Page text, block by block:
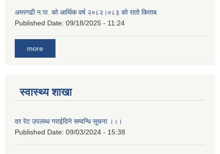
अमरगढी न.पा. को आर्थिक वर्ष २०८२।०८३ को रातो किताब
Published Date: 09/18/2025 - 11:24
more
स्वास्थ्य शाखा
दर रेट उपलब्ध गराईदिने सम्वन्धि सूचना ।।।
Published Date: 09/03/2024 - 15:38